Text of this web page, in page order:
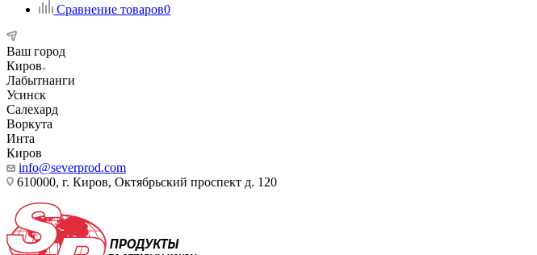
Сравнение товаров0
Ваш город
Киров
Лабытнанги
Усинск
Салехард
Воркута
Инта
Киров
info@severprod.com
610000, г. Киров, Октябрьский проспект д. 120